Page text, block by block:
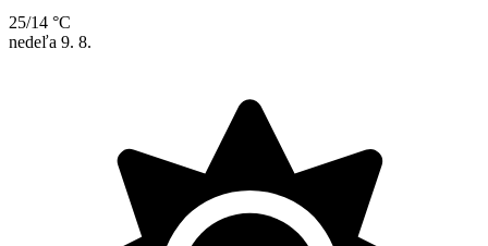
25/14 °C
nedeľa 9. 8.